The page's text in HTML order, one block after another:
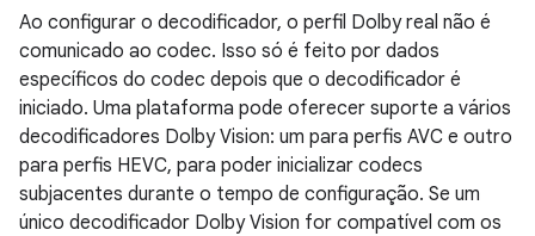
Ao configurar o decodificador, o perfil Dolby real não é
comunicado ao codec. Isso só é feito por dados
específicos do codec depois que o decodificador é
iniciado. Uma plataforma pode oferecer suporte a vários
decodificadores Dolby Vision: um para perfis AVC e outro
para perfis HEVC, para poder inicializar codecs
subjacentes durante o tempo de configuração. Se um
único decodificador Dolby Vision for compatível com os